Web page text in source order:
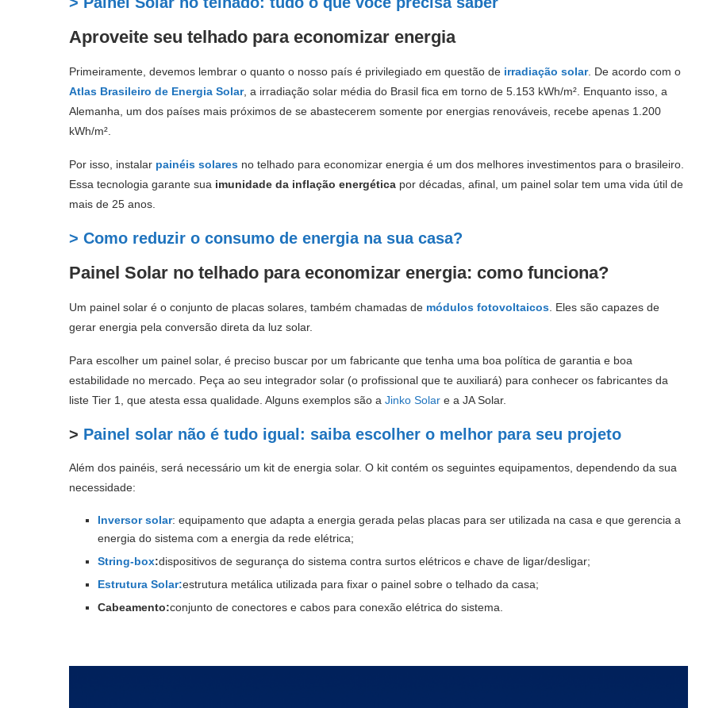
Aproveite seu telhado para economizar energia
Primeiramente, devemos lembrar o quanto o nosso país é privilegiado em questão de irradiação solar. De acordo com o
Atlas Brasileiro de Energia Solar, a irradiação solar média do Brasil fica em torno de 5.153 kWh/m². Enquanto isso, a
Alemanha, um dos países mais próximos de se abastecerem somente por energias renováveis, recebe apenas 1.200
kWh/m².
Por isso, instalar painéis solares no telhado para economizar energia é um dos melhores investimentos para o brasileiro.
Essa tecnologia garante sua imunidade da inflação energética por décadas, afinal, um painel solar tem uma vida útil de
mais de 25 anos.
> Como reduzir o consumo de energia na sua casa?
Painel Solar no telhado para economizar energia: como funciona?
Um painel solar é o conjunto de placas solares, também chamadas de módulos fotovoltaicos . Eles são capazes de
gerar energia pela conversão direta da luz solar.
Para escolher um painel solar, é preciso buscar por um fabricante que tenha uma boa política de garantia e boa
estabilidade no mercado. Peça ao seu integrador solar (o profissional que te auxiliará) para conhecer os fabricantes da
liste Tier 1, que atesta essa qualidade. Alguns exemplos são a Jinko Solar e a JA Solar.
> Painel solar não é tudo igual: saiba escolher o melhor para seu projeto
Além dos painéis, será necessário um kit de energia solar. O kit contém os seguintes equipamentos, dependendo da sua
necessidade:
Inversor solar: equipamento que adapta a energia gerada pelas placas para ser utilizada na casa e que gerencia a
energia do sistema com a energia da rede elétrica;
String-box:dispositivos de segurança do sistema contra surtos elétricos e chave de ligar/desligar;
Estrutura Solar:estrutura metálica utilizada para fixar o painel sobre o telhado da casa;
Cabeamento:conjunto de conectores e cabos para conexão elétrica do sistema.